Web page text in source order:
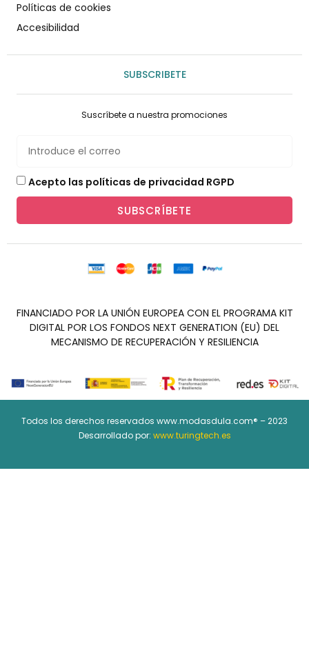
Políticas de cookies
Accesibilidad
SUBSCRIBETE
Suscríbete a nuestra promociones
Acepto las políticas de privacidad RGPD
SUBSCRÍBETE
FINANCIADO POR LA UNIÓN EUROPEA CON EL PROGRAMA KIT
DIGITAL POR LOS FONDOS NEXT GENERATION (EU) DEL
MECANISMO DE RECUPERACIÓN Y RESILIENCIA
Todos los derechos reservados www.modasdula.com® – 2023
Desarrollado por: www.turingtech.es